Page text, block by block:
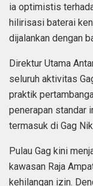
ia optimistis
hilirisasi baterai
dijalankan dengan
Direktur Utama
seluruh aktivitas
praktik
penerapan standar
termasuk di Gag
Pulau Gag kini
kawasan Raja
kehilangan izin.